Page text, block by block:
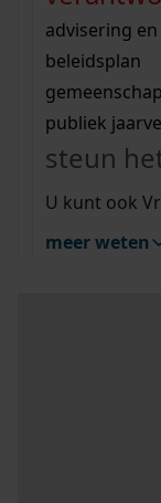
beeld en geluid
uitleg
Wij helpen u
bekijk alle
Wij helpen u
bekijk alle
bekijk ons
advisering
beleidsplan
publiek
steun
U kunt ook
meer weten
Mijn Studiezaal